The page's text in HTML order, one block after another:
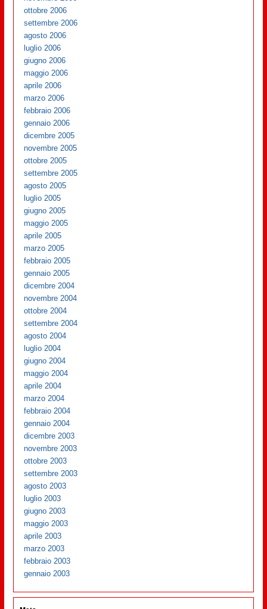
ottobre 2006
settembre 2006
agosto 2006
luglio 2006
giugno 2006
maggio 2006
aprile 2006
marzo 2006
febbraio 2006
gennaio 2006
dicembre 2005
novembre 2005
ottobre 2005
settembre 2005
agosto 2005
luglio 2005
giugno 2005
maggio 2005
aprile 2005
marzo 2005
febbraio 2005
gennaio 2005
dicembre 2004
novembre 2004
ottobre 2004
settembre 2004
agosto 2004
luglio 2004
giugno 2004
maggio 2004
aprile 2004
marzo 2004
febbraio 2004
gennaio 2004
dicembre 2003
novembre 2003
ottobre 2003
settembre 2003
agosto 2003
luglio 2003
giugno 2003
maggio 2003
aprile 2003
marzo 2003
febbraio 2003
gennaio 2003